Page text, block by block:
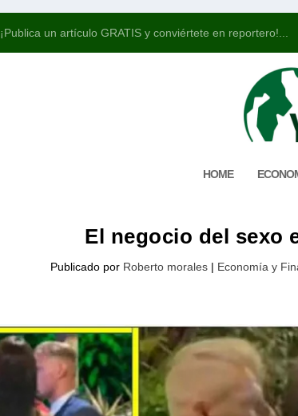
¡Publica un artículo GRATIS y conviértete en reportero!...
HOME
El negocio del sexo
Publicado por Roberto morales | Economía y